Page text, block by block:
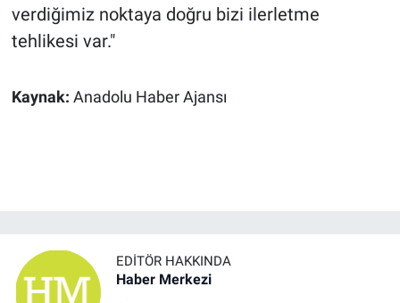
verdiğimiz noktaya doğru bizi ilerletme
tehlikesi var."
Kaynak: Anadolu Haber Ajansı
EDITÖR HAKKINDA
Haber Merkezi